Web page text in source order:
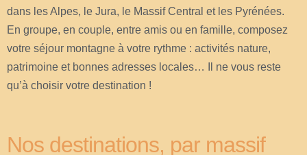
dans les Alpes, le Jura, le Massif Central et les Pyrénées.
En groupe, en couple, entre amis ou en famille, composez
votre séjour montagne à votre rythme : activités nature,
patrimoine et bonnes adresses locales… Il ne vous reste
qu’à choisir votre destination !
Nos destinations, par massif